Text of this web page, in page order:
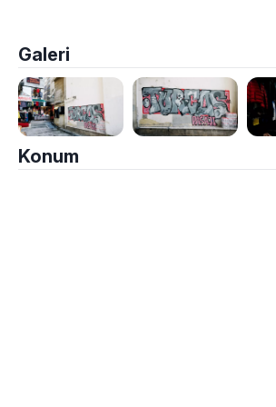
Galeri
Konum